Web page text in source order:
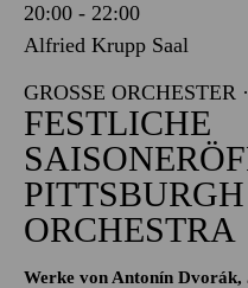
20:00 - 22:00
Alfried Krupp Saal
GROSSE ORCHESTER
FESTLICHE
ORCHESTRA
Werke von Antonín Dvorák,